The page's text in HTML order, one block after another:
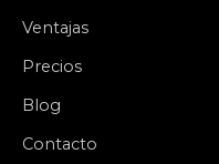
Ventajas
Precios
Blog
Contacto